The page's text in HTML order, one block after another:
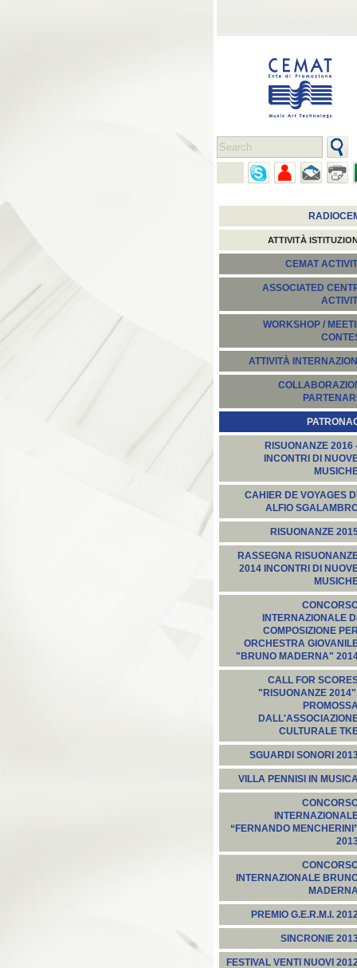
ATTIVITÀ
CEMAT
ASSOCIATED
WORKSHOP /
ATTIVITÀ
RISUONANZE 2016
INCONTRI DI
CAHIER DE VOYAGES DI
ALFIO
RISUONANZE
RASSEGNA
2014 INCONTRI DI
INTERNAZIONALE DI
COMPOSIZIONE PER
ORCHESTRA
"BRUNO MADERNA"
CALL FOR
"RISUONANZE
PROMOSSA
CULTURALE
SGUARDI SONORI
VILLA PENNISI IN MUSICA
“FERNANDO MENCHERINI”
INTERNAZIONALE
MADERNA
PREMIO G.E.R.M.I. 2012
SINCRONIE
FESTIVAL VENTI NUOVI 2012